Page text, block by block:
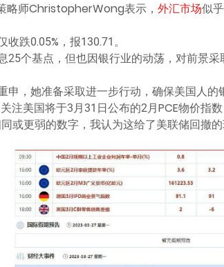
略师ChristopherWong表示， 外汇市场似
跌0.05%，报130.71。
25个基点，但也因银行业的动荡，对前景
申，她准备采取进一步行动，确保美国人的
注美国将于3月31日公布的2月PCE物价指
或更弱的数字，我认为这给了美联储回撤